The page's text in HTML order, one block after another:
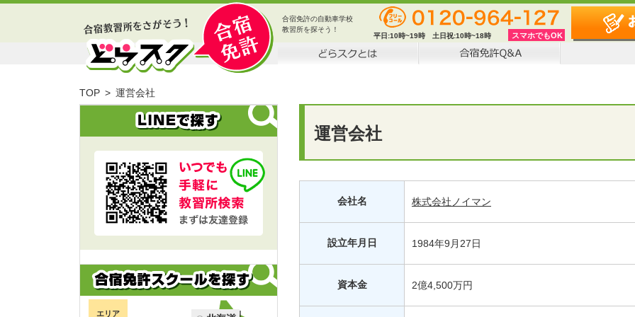
合宿免許の自動車学校
教習所を探そう！
平日:10時~19時 土日祝:10時~18時 スマホでもOK
TOP 運営会社
運営会社
会社名 株式会社ノイマン
設立年月日 1984年9月27日
資本金 2億4,500万円
エリア